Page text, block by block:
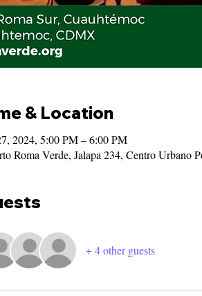
& Location
2024, 5:00 PM – 6:00 PM
Roma Verde, Jalapa 234, Centro Urbano
+ 4 other guests